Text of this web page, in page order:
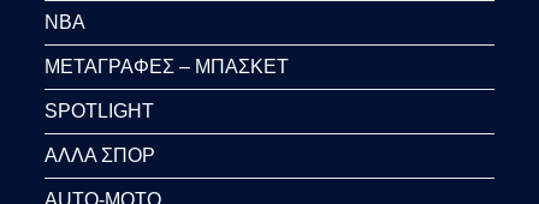
NBA
ΜΕΤΑΓΡΑΦΕΣ – ΜΠΑΣΚΕΤ
SPOTLIGHT
ΑΛΛΑ ΣΠΟΡ
AUTO-MOTO